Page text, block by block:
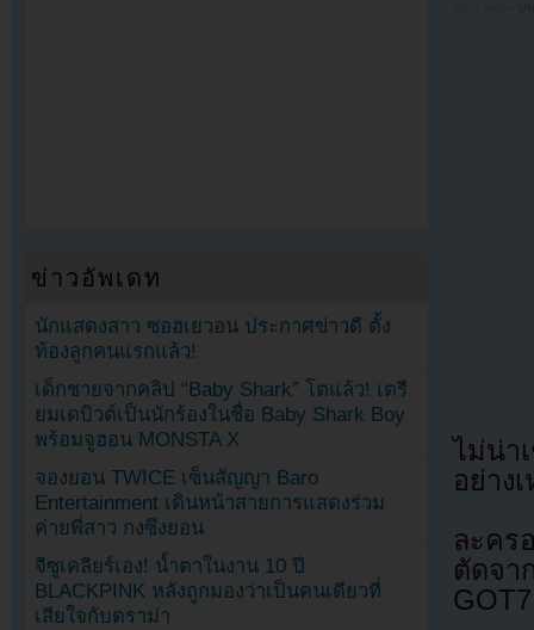
ไม่น่า
อย่าง
ละคร
ตัดจา
ข่าวอัพเดท
นักแสดงสาว ซอฮเยวอน ประกาศข่าวดี ตั้ง
ท้องลูกคนแรกแล้ว!
เด็กชายจากคลิป “Baby Shark” โตแล้ว! เตรี
ยมเดบิวต์เป็นนักร้องในชื่อ Baby Shark Boy
พร้อมจูฮอน MONSTA X
จองยอน TWICE เซ็นสัญญา Baro
Entertainment เดินหน้าสายการแสดงร่วม
ค่ายพี่สาว กงซึงยอน
จีซูเคลียร์เอง! น้ำตาในงาน 10 ปี
BLACKPINK หลังถูกมองว่าเป็นคนเดียวที่
เสียใจกับดราม่า